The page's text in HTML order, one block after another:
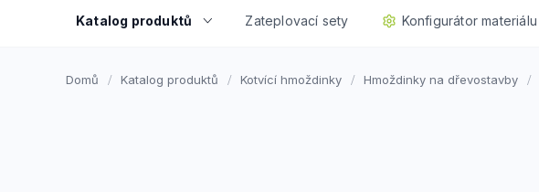
Katalog produktů Zateplovací sety Konfigurátor materiálu
Domů Katalog produktů Kotvící hmoždinky Hmoždinky na dřevostavby